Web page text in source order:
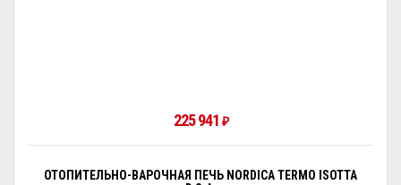
225 941 ₽
ОТОПИТЕЛЬНО-ВАРОЧНАЯ ПЕЧЬ NORDICA TERMO ISOTTA